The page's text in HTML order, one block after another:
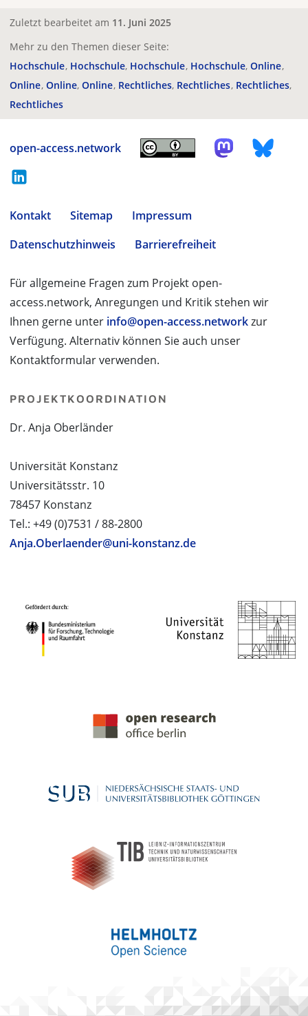
Zuletzt bearbeitet am 11. Juni 2025
Mehr zu den Themen dieser Seite:
Hochschule Hochschule Hochschule Hochschule Online
Online Online Online Rechtliches Rechtliches Rechtliches
Rechtliches
open-access.network
Kontakt Sitemap
Impressum
Datenschutzhinweis
Barrierefreiheit
Für allgemeine Fragen zum Projekt open-
access.network, Anregungen und Kritik stehen wir
Ihnen gerne unter info@open-access.networkzur
Verfügung. Alternativ können Sie auch unser
Kontaktformular verwenden.
PROJEKTKOORDINATION
Dr. Anja Oberländer
Universität Konstanz
Universitätsstr. 10
78457 Konstanz
Tel.: +49 (0)7531 / 88-2800
Anja.Oberlaender@uni-konstanz.de